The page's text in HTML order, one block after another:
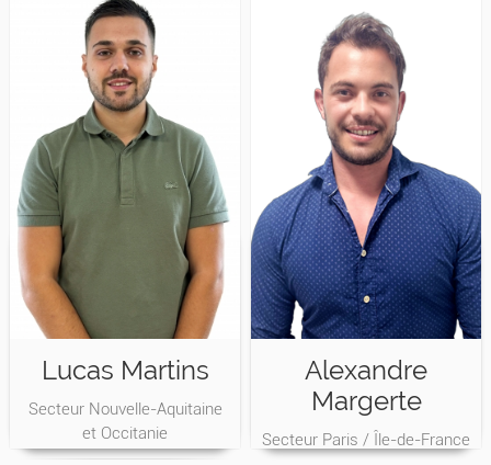
Lucas Martins
Secteur Nouvelle-Aquitaine
et Occitanie
Alexandre
Margerte
Secteur Paris / Île-de-France